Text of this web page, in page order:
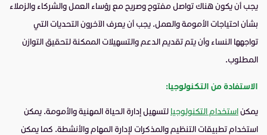
يجب أن يكون هناك تواصل مفتوح وصريح مع رؤساء العمل والشركاء والزملاء
بشأن احتياجات الأمومة والعمل. يجب أن يعرف الآخرون التحديات التي
تواجهها النساء وأن يتم تقديم الدعم والتسهيلات الممكنة لتحقيق التوازن
المطلوب.
الاستفادة من التكنولوجيا:
يمكناستخدام التكنولوجيا لتسهيل إدارة الحياة المهنية والأمومة. يمكن
استخدام تطبيقات التنظيم والمذكرات لإدارة المهام والأنشطة. كما يمكن